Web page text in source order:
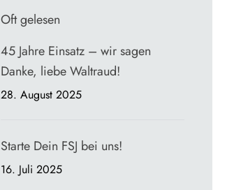
Oft gelesen
45 Jahre Einsatz – wir sagen
Danke, liebe Waltraud!
28. August 2025
Starte Dein FSJ bei uns!
16. Juli 2025